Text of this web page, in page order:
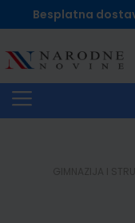
Besplatna